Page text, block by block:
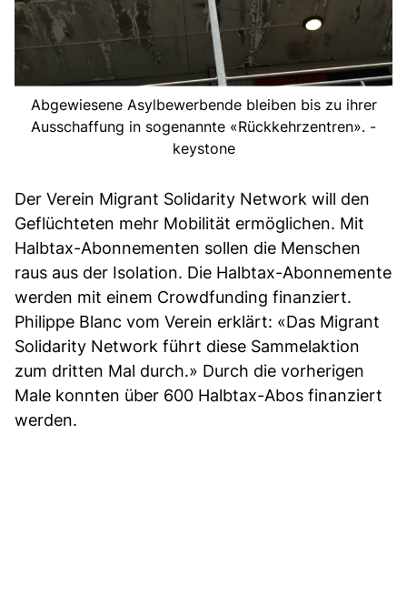
Abgewiesene Asylbewerbende bleiben bis zu ihrer
Ausschaffung in sogenannte «Rückkehrzentren». -
keystone
Der Verein Migrant Solidarity Network will den
Geflüchteten mehr Mobilität ermöglichen. Mit
Halbtax-Abonnementen sollen die Menschen
raus aus der Isolation. Die Halbtax-Abonnemente
werden mit einem Crowdfunding finanziert.
Philippe Blanc vom Verein erklärt: «Das Migrant
Solidarity Network führt diese Sammelaktion
zum dritten Mal durch.» Durch die vorherigen
Male konnten über 600 Halbtax-Abos finanziert
werden.